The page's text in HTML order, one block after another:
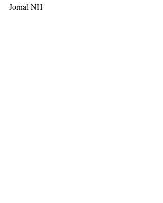
Jornal NH